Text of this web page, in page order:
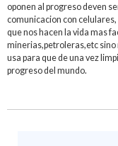
oponen al progreso deven
comunicacion con
que nos hacen la vida mas
minerias,petroleras,etc sino
usa para que de una vez
progreso del mundo.